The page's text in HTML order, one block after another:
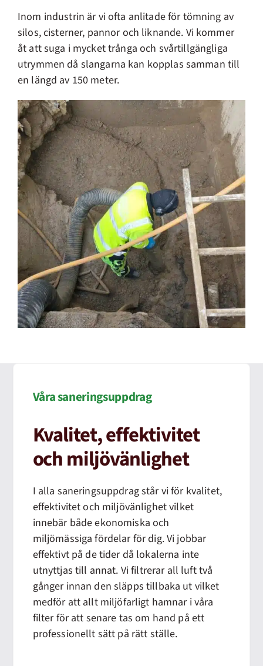
Inom industrin är vi ofta anlitade för tömning av
silos, cisterner, pannor och liknande. Vi kommer
åt att suga i mycket trånga och svårtillgängliga
utrymmen då slangarna kan kopplas samman till
en längd av 150 meter.
Våra saneringsuppdrag
Kvalitet, effektivitet
och miljövänlighet
I alla saneringsuppdrag står vi för kvalitet,
effektivitet och miljövänlighet vilket
innebär både ekonomiska och
miljömässiga fördelar för dig. Vi jobbar
effektivt på de tider då lokalerna inte
utnyttjas till annat. Vi filtrerar all luft två
gånger innan den släpps tillbaka ut vilket
medför att allt miljöfarligt hamnar i våra
filter för att senare tas om hand på ett
professionellt sätt på rätt ställe.